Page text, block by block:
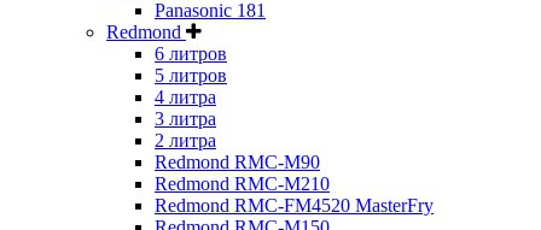
Panasonic 181
Redmond
6 литров
5 литров
4 литра
3 литра
2 литра
Redmond RMC-M90
Redmond RMC-M210
Redmond RMC-FM4520 MasterFry